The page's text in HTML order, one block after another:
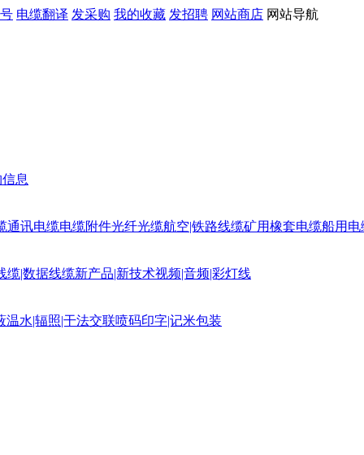
电缆翻译 发采购 我的收藏 发招聘 网站商店 网站导航
息
通讯电缆电缆附件光纤光缆航空|铁路线缆矿用橡套电缆船用电
缆|数据线缆新产品|新技术视频|音频|彩灯线
温水|辐照|干法交联喷码印字|记米包装